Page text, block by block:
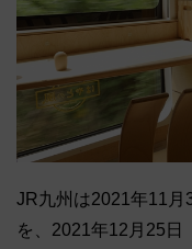
JR九州は2021年11月
を、2021年12月25日